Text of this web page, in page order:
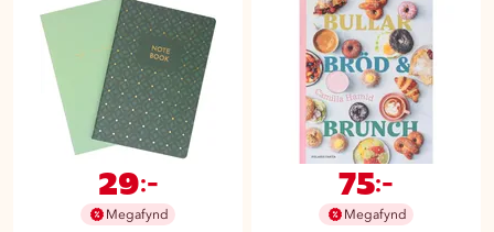
29:-
Megafynd
75:-
Megafynd